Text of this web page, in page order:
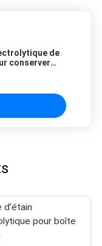
de
conserver
d'étain
pour boîte